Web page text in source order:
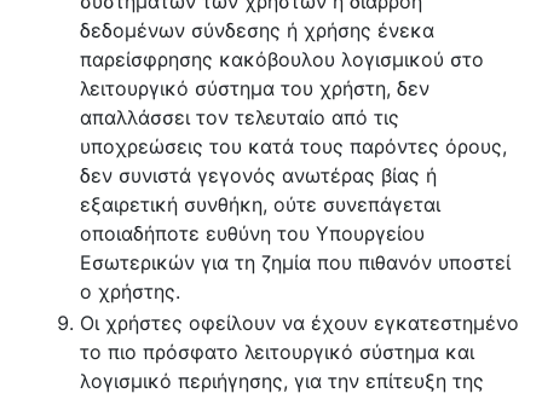
δεδομένων σύνδεσης ή χρήσης ένεκα
παρείσφρησης κακόβουλου λογισμικού στο
λειτουργικό σύστημα του χρήστη, δεν
απαλλάσσει τον τελευταίο από τις
υποχρεώσεις του κατά τους παρόντες όρους,
δεν συνιστά γεγονός ανωτέρας βίας ή
εξαιρετική συνθήκη, ούτε συνεπάγεται
οποιαδήποτε ευθύνη του Υπουργείου
Εσωτερικών για τη ζημία που πιθανόν υποστεί
ο χρήστης.
Οι χρήστες οφείλουν να έχουν εγκατεστημένο
το πιο πρόσφατο λειτουργικό σύστημα και
λογισμικό περιήγησης, για την επίτευξη της